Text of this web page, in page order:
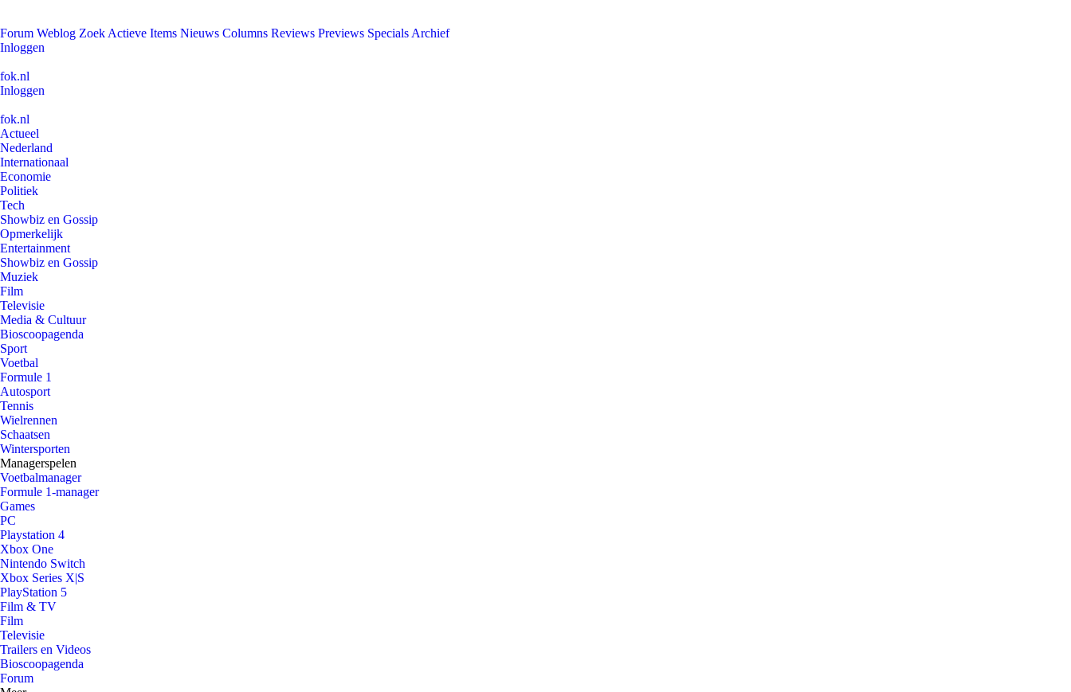
Forum Weblog Zoek Actieve Items Nieuws Columns Reviews Previews Specials Archief
Inloggen
fok.nl
Inloggen
fok.nl
Actueel
Nederland
Internationaal
Economie
Politiek
Tech
Showbiz en Gossip
Opmerkelijk
Entertainment
Showbiz en Gossip
Muziek
Film
Televisie
Media & Cultuur
Bioscoopagenda
Sport
Voetbal
Formule 1
Autosport
Tennis
Wielrennen
Schaatsen
Wintersporten
Managerspelen
Voetbalmanager
Formule 1-manager
Games
PC
Playstation 4
Xbox One
Nintendo Switch
Xbox Series X|S
PlayStation 5
Film & TV
Film
Televisie
Trailers en Videos
Bioscoopagenda
Forum